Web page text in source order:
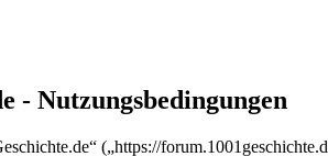
- Nutzungsbedingungen
(„https://